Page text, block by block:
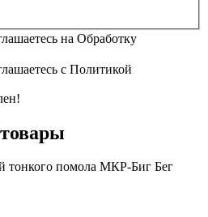
на Обработку
с Политикой